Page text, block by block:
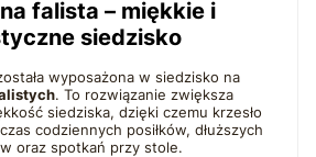
falista – miękkie i
siedzisko
wyposażona w siedzisko na
. To rozwiązanie zwiększa
siedziska, dzięki czemu krzesło
codziennych posiłków, dłuższych
oraz spotkań przy stole.